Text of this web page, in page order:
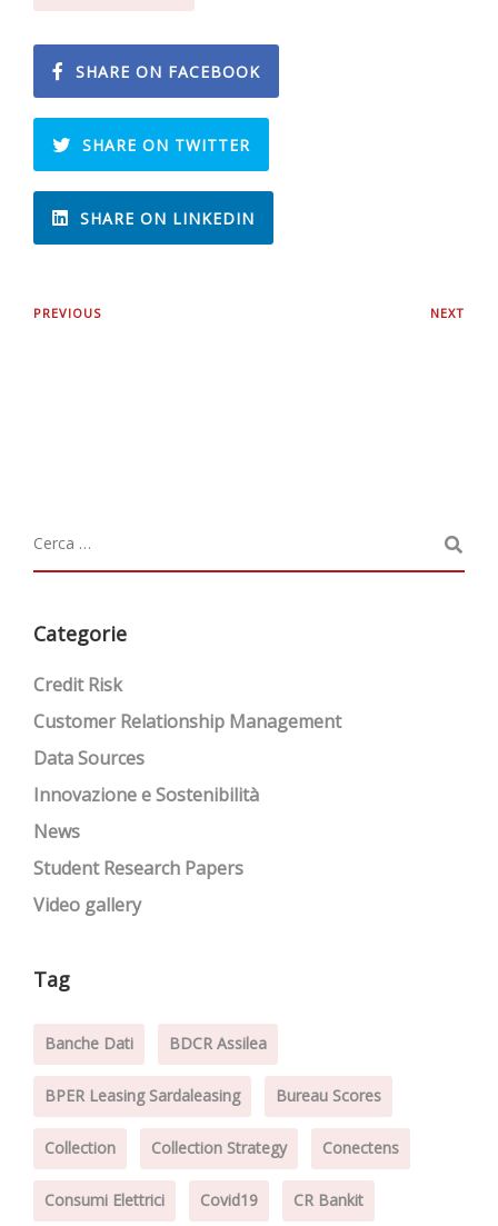
SHARE ON FACEBOOK
SHARE ON TWITTER
SHARE ON LINKEDIN
PREVIOUS NEXT
Categorie
Credit Risk
Customer Relationship Management
Data Sources
Innovazione e Sostenibilità
News
Student Research Papers
Video gallery
Tag
Banche Dati BDCR Assilea
BPER Leasing Sardaleasing Bureau Scores
Collection Collection Strategy Conectens
Consumi Elettrici Covid19 CR Bankit